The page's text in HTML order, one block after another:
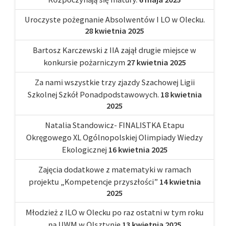
Uroczyste pożegnanie Absolwentów I LO w Olecku.
28 kwietnia 2025
Bartosz Karczewski z IIA zajął drugie miejsce w
konkursie pożarniczym 27 kwietnia 2025
Za nami wszystkie trzy zjazdy Szachowej Ligii
Szkolnej Szkół Ponadpodstawowych. 18 kwietnia
2025
Natalia Standowicz- FINALISTKA Etapu
Okręgowego XL Ogólnopolskiej Olimpiady Wiedzy
Ekologicznej 16 kwietnia 2025
Zajęcia dodatkowe z matematyki w ramach
projektu „Kompetencje przyszłości” 14 kwietnia
2025
Młodzież z ILO w Olecku po raz ostatni w tym roku